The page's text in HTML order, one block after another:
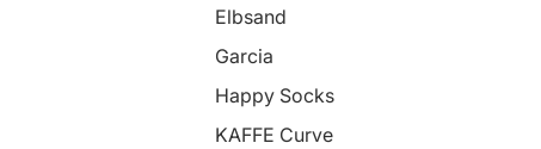
Elbsand
Garcia
Happy Socks
KAFFE Curve